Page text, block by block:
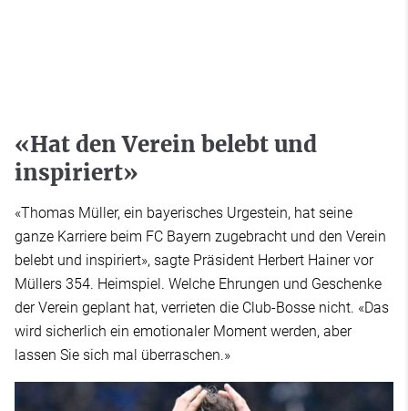
«Hat den Verein belebt und
inspiriert»
«Thomas Müller, ein bayerisches Urgestein, hat seine
ganze Karriere beim FC Bayern zugebracht und den Verein
belebt und inspiriert», sagte Präsident Herbert Hainer vor
Müllers 354. Heimspiel. Welche Ehrungen und Geschenke
der Verein geplant hat, verrieten die Club-Bosse nicht. «Das
wird sicherlich ein emotionaler Moment werden, aber
lassen Sie sich mal überraschen.»